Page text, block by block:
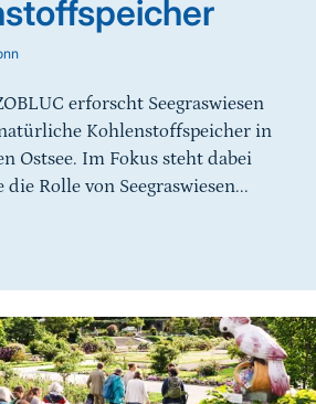
erforscht Seegraswiesen
Kohlenstoffspeicher in
Ostsee. Im Fokus steht dabei
die Rolle von Seegraswiesen...